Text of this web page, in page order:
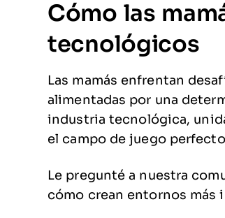
Cómo las
tecnológicos
Las mamás enfrentan
alimentadas por una
industria tecnológica,
el campo de juego
Le pregunté a nuestra
cómo crean entornos más